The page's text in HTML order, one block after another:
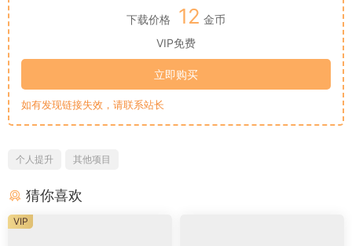
下载价格 12 金币
VIP免费
立即购买
如有发现链接失效，请联系站长
个人提升 其他项目
猜你喜欢
VIP